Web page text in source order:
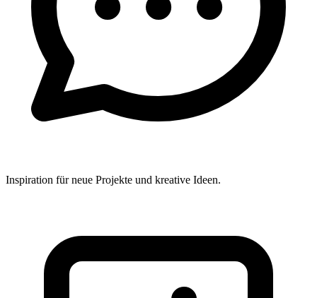
Inspiration für neue Projekte und kreative Ideen.